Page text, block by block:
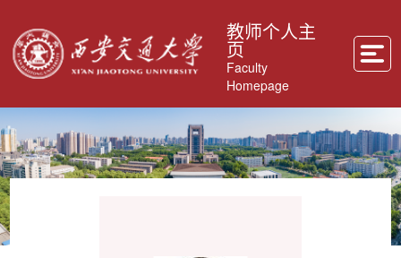
教师个人主
页
Faculty
Homepage